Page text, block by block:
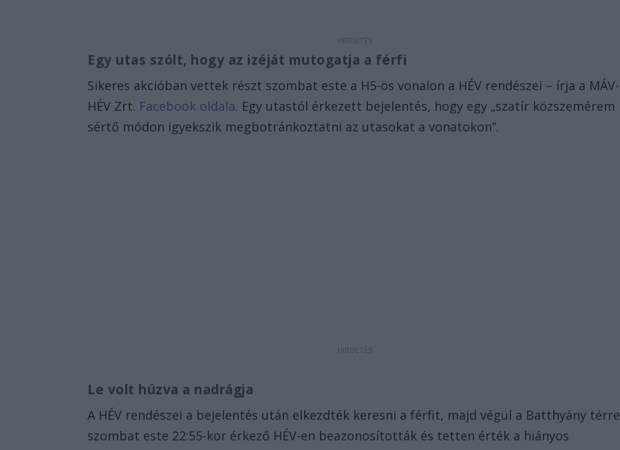
Egy utas szólt, hogy az izéját mutogatja a férfi
Sikeres akcióban vettek részt szombat este a H5-ös vonalon a HÉV rendészei – írja a MÁV-
HÉV Zrt. Facebook oldala. Egy utastól érkezett bejelentés, hogy egy „szatír közszemérem
sértő módon igyekszik megbotránkoztatni az utasokat a vonatokon”.
Le volt húzva a nadrágja
A HÉV rendészei a bejelentés után elkezdték keresni a férfit, majd végül a Batthyány térre
szombat este 22:55-kor érkező HÉV-en beazonosították és tetten érték a hiányos